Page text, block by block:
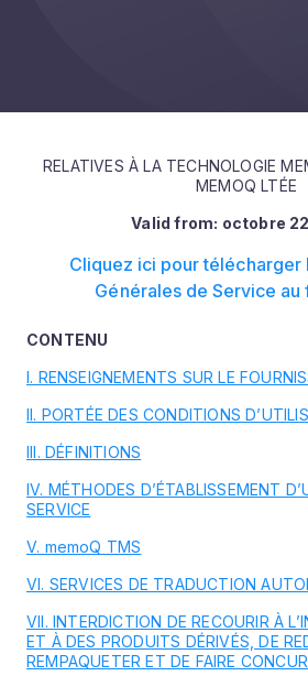
RELATIVES À LA TECHNOLOGIE
MEMOQ LTÉE
Valid from: octobre
Cliquez ici pour télécharger
Générales de Service au
CONTENU
I. RENSEIGNEMENTS SUR LE
II. PORTÉE DES CONDITIONS
III. DÉFINITIONS
IV. MÉTHODES D’ÉTABLISSEMENT
SERVICE
V. memoQ TMS
VI. SERVICES DE TRADUCTION
VII. INTERDICTION DE RECOURIR À
ET À DES PRODUITS DÉRIVÉS, DE
REMPAQUETER ET DE FAIRE